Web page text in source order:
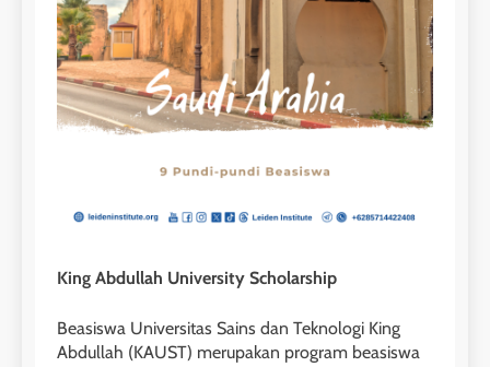
King Abdullah University Scholarship
Beasiswa Universitas Sains dan Teknologi King
Abdullah (KAUST) merupakan program beasiswa